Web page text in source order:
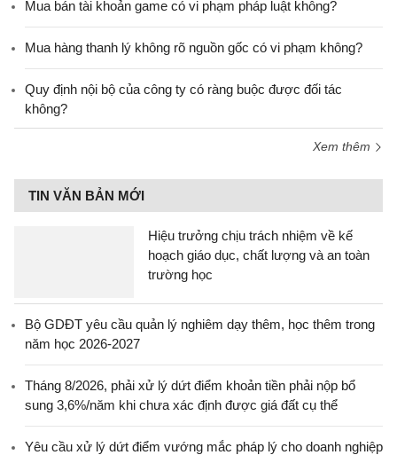
Mua bán tài khoản game có vi phạm pháp luật không?
Mua hàng thanh lý không rõ nguồn gốc có vi phạm không?
Quy định nội bộ của công ty có ràng buộc được đối tác
không?
Xem thêm
TIN VĂN BẢN MỚI
Hiệu trưởng chịu trách nhiệm về kế
hoạch giáo dục, chất lượng và an toàn
trường học
Bộ GDĐT yêu cầu quản lý nghiêm dạy thêm, học thêm trong
năm học 2026-2027
Tháng 8/2026, phải xử lý dứt điểm khoản tiền phải nộp bổ
sung 3,6%/năm khi chưa xác định được giá đất cụ thể
Yêu cầu xử lý dứt điểm vướng mắc pháp lý cho doanh nghiệp